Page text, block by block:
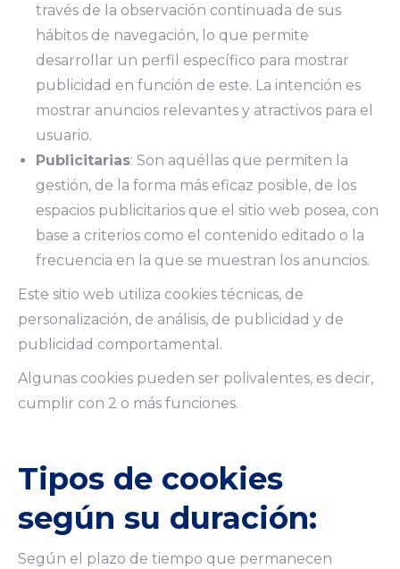
través de la observación continuada de sus
hábitos de navegación, lo que permite
desarrollar un perfil específico para mostrar
publicidad en función de este. La intención es
mostrar anuncios relevantes y atractivos para el
usuario.
Publicitarias: Son aquéllas que permiten la
gestión, de la forma más eficaz posible, de los
espacios publicitarios que el sitio web posea, con
base a criterios como el contenido editado o la
frecuencia en la que se muestran los anuncios.
Este sitio web utiliza cookies técnicas, de
personalización, de análisis, de publicidad y de
publicidad comportamental.
Algunas cookies pueden ser polivalentes, es decir,
cumplir con 2 o más funciones.
Tipos de cookies
según su duración:
Según el plazo de tiempo que permanecen